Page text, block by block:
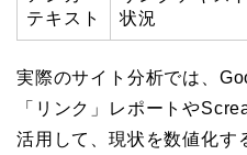
テキスト
状況
実際のサイト分析では、
「リンク」レポートや
活用して、現状を数値化す